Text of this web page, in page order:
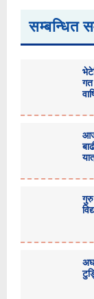
सम्बन्धित
गत
आज
गुरु